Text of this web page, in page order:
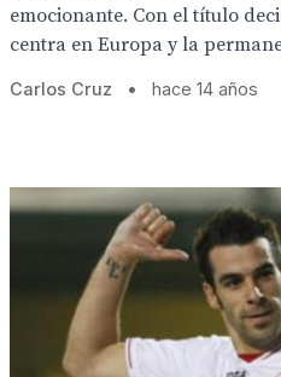
emocionante. Con el título
centra en Europa y la
Carlos Cruz • hace 14 años